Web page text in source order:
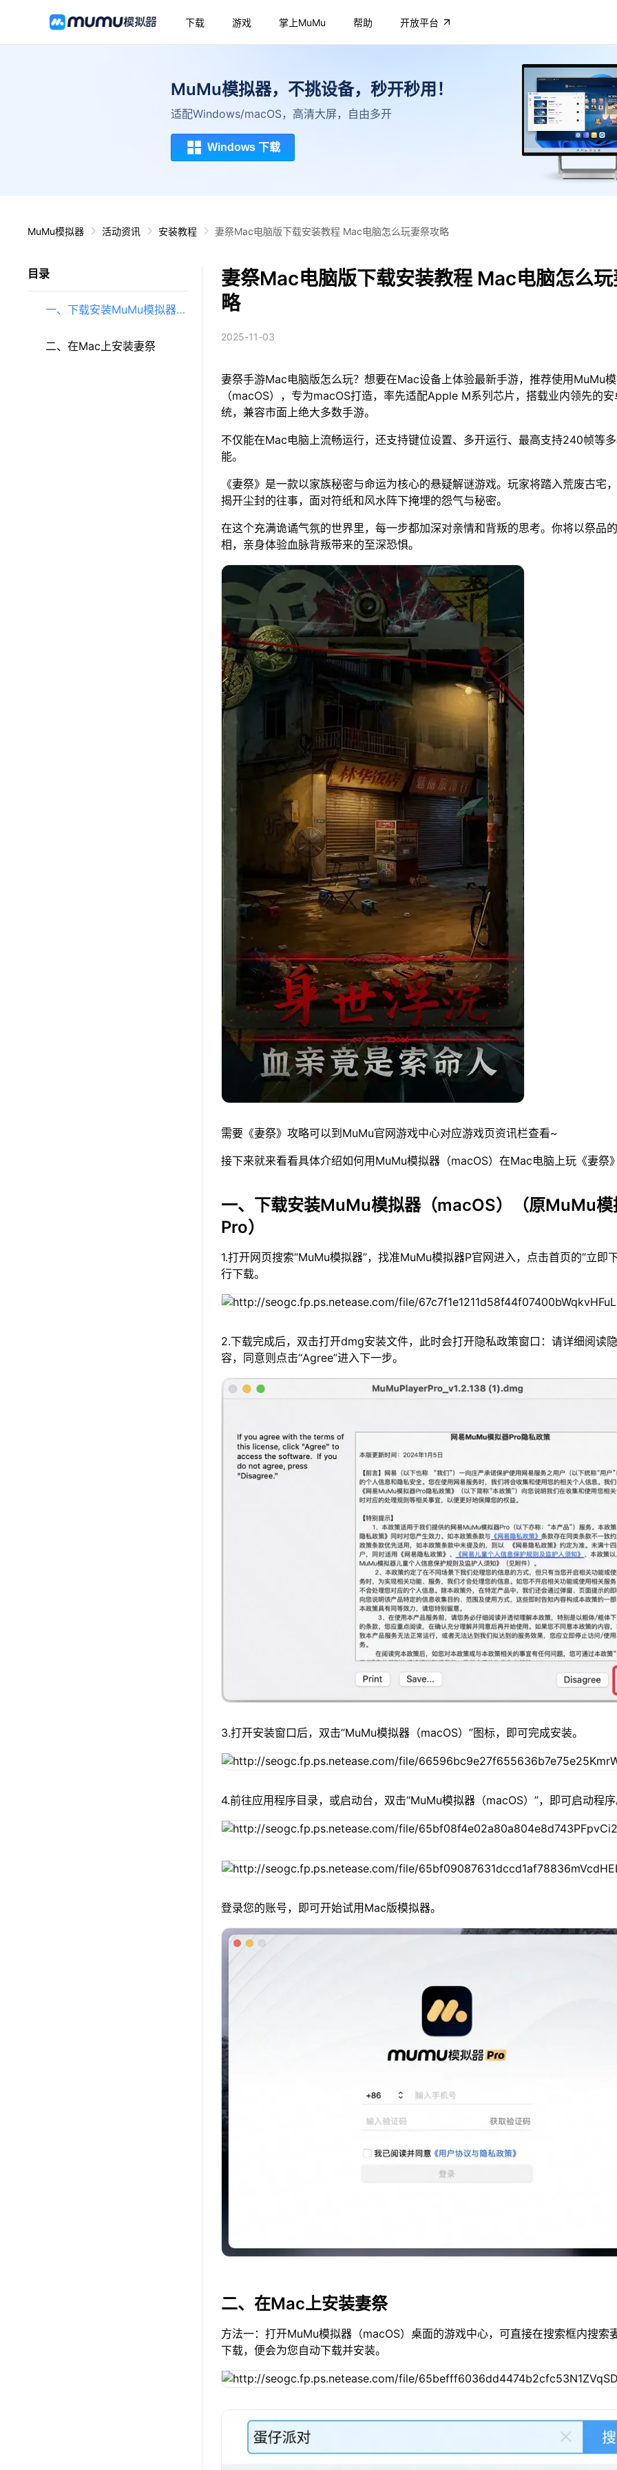
下载 游戏 掌上MuMu 帮助 开放平台
MuMu模拟器，不挑设备，秒开秒用！
适配Windows/macOS，高清大屏，自由多开
Windows 下载
MuMu模拟器 活动资讯 安装教程 妻祭Mac电脑版下载安装教程 Mac电脑怎么玩妻祭攻略
目录
一、下载安装MuMu模拟器
（macOS）（原MuMu模拟
二、在Mac上安装妻祭
妻祭Mac电脑版下载安装教程 Mac电脑怎么
略
2025-11-03
妻祭手游Mac电脑版怎么玩？想要在Mac设备上体验最新手游，推荐使用MuMu
（macOS），专为macOS打造，率先适配Apple M系列芯片，搭载业内领先的
统，兼容市面上绝大多数手游。
不仅能在Mac电脑上流畅运行，还支持键位设置、多开运行、最高支持240帧等
能。
《妻祭》是一款以家族秘密与命运为核心的悬疑解谜游戏。玩家将踏入荒废古宅
揭开尘封的往事，面对符纸和风水阵下掩埋的怨气与秘密。
在这个充满诡谲气氛的世界里，每一步都加深对亲情和背叛的思考。你将以祭品
相，亲身体验血脉背叛带来的至深恐惧。
需要《妻祭》攻略可以到MuMu官网游戏中心对应游戏页资讯栏查看~
接下来就来看看具体介绍如何用MuMu模拟器（macOS）在Mac电脑上玩《妻祭
一、下载安装MuMu模拟器（macOS）（原MuMu模
Pro）
1.打开网页搜索“MuMu模拟器”，找准MuMu模拟器P官网进入，点击首页的“立即
行下载。
2.下载完成后，双击打开dmg安装文件，此时会打开隐私政策窗口：请详细阅读
容，同意则点击“Agree”进入下一步。
3.打开安装窗口后，双击“MuMu模拟器（macOS）”图标，即可完成安装。
4.前往应用程序目录，或启动台，双击“MuMu模拟器（macOS）”，即可启动程
登录您的账号，即可开始试用Mac版模拟器。
二、在Mac上安装妻祭
方法一：打开MuMu模拟器（macOS）桌面的游戏中心，可直接在搜索框内搜索
下载，便会为您自动下载并安装。